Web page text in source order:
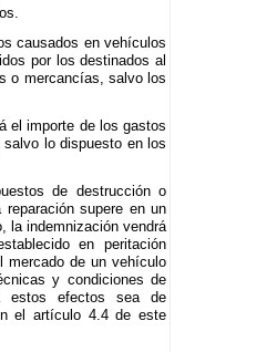
causados en vehículos
por los destinados al
o mercancías, salvo los
el importe de los gastos
lo dispuesto en los
de destrucción o
supere en un
la indemnización vendrá
en peritación
mercado de un vehículo
y condiciones de
efectos sea de
el artículo 4.4 de este